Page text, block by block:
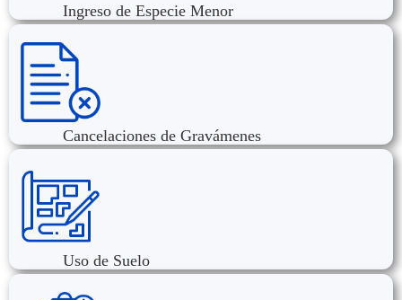
Ingreso de Especie Menor
Cancelaciones de Gravámenes
Uso de Suelo